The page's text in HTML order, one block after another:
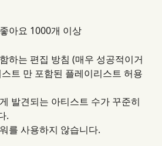
아요 1000개 이상
하는 편집 방침 (매우 성공적이거
트 만 포함된 플레이리스트 허용
발견되는 아티스트 수가 꾸준히
.
를 사용하지 않습니다.